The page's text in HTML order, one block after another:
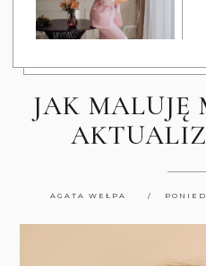
JAK MALUJĘ
AGATA WEŁPA